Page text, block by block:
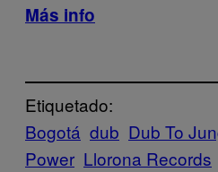
Más info
Etiquetado:
Bogotá dub Dub To
Power Llorona Records